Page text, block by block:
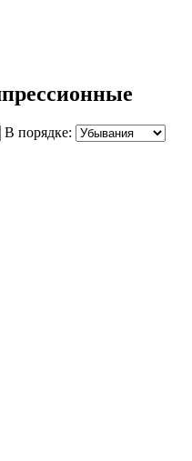
В порядке: